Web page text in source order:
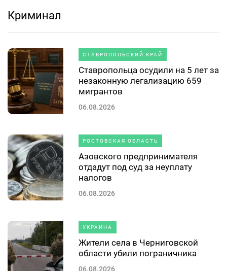
Криминал
СТАВРОПОЛЬСКИЙ КРАЙ
Ставропольца осудили на 5 лет за
незаконную легализацию 659
мигрантов
06.08.2026
РОСТОВСКАЯ ОБЛАСТЬ
Азовского предпринимателя
отдадут под суд за неуплату
налогов
06.08.2026
УКРАИНА
Жители села в Черниговской
области убили пограничника
06.08.2026